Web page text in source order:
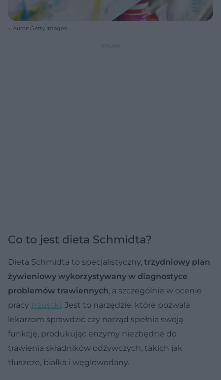
Autor: Getty Images
Co to jest dieta Schmidta?
Dieta Schmidta to specjalistyczny, trzydniowy plan
żywieniowy wykorzystywany w diagnostyce
problemów trawiennych, a szczególnie w ocenie
pracy trzustki. Jest to narzędzie, które pozwala
lekarzom sprawdzić czy narząd spełnia swoją
funkcję, produkując enzymy niezbędne do
trawienia składników odżywczych, takich jak
tłuszcze, białka i węglowodany.